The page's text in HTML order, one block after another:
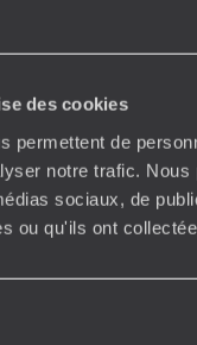
des cookies
permettent de
notre trafic.
sociaux, de
ou qu'ils ont
CopyrightsPlan du site
de confidentialité et de
Notice légale et CGU